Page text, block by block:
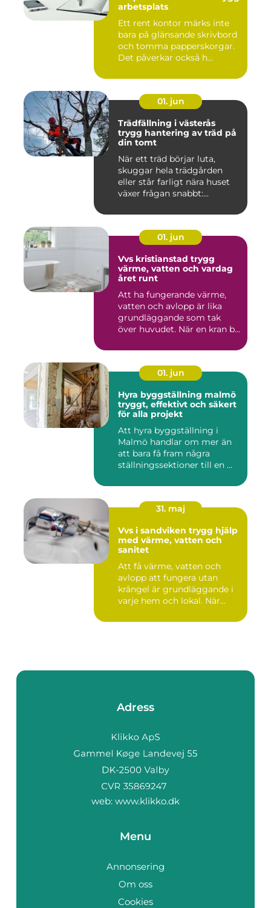
arbetsplats
Ett rent kontor märks inte
bara på glänsande skrivbord
och tomma papperskorgar.
Det påverkar också h...
01. jun
Trädfällning i västerås
trygg hantering av träd på
din tomt
När ett träd börjar luta,
skuggar hela trädgården
eller står farligt nära huset
växer frågan snabbt:...
01. jun
Vvs kristianstad trygg
värme, vatten och vardag
året runt
Att ha fungerande värme,
vatten och avlopp är lika
grundläggande som tak
över huvudet. När en kran b...
01. jun
Hyra byggställning malmö
tryggt, effektivt och säkert
för alla projekt
Att hyra byggställning i
Malmö handlar om mer än
att bara få fram några
ställningssektioner till en ...
31. maj
Vvs i sandviken trygg hjälp
med värme, vatten och
sanitet
Att få värme, vatten och
avlopp att fungera utan
krångel är grundläggande i
varje hem och lokal. När...
Adress
web: www.klikko.dk
Menu
Annonsering
Om oss
Cookies